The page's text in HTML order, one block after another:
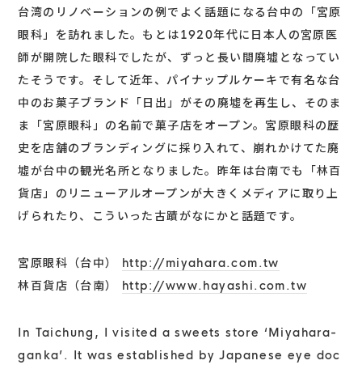
台湾のリノベーションの例でよく話題になる台中の「宮原
眼科」を訪れました。もとは1920年代に日本人の宮原医
師が開院した眼科でしたが、ずっと長い間廃墟となってい
たそうです。そして近年、パイナップルケーキで有名な台
中のお菓子ブランド「日出」がその廃墟を再生し、そのま
ま「宮原眼科」の名前で菓子店をオープン。宮原眼科の歴
史を店舗のブランディングに採り入れて、崩れかけてた廃
墟が台中の観光名所となりました。昨年は台南でも「林百
貨店」のリニューアルオープンが大きくメディアに取り上
げられたり、こういった古蹟がなにかと話題です。
宮原眼科（台中） http://miyahara.com.tw
林百貨店（台南） http://www.hayashi.com.tw
In Taichung, I visited a sweets store ‘Miyahara-
ganka’. It was established by Japanese eye doc